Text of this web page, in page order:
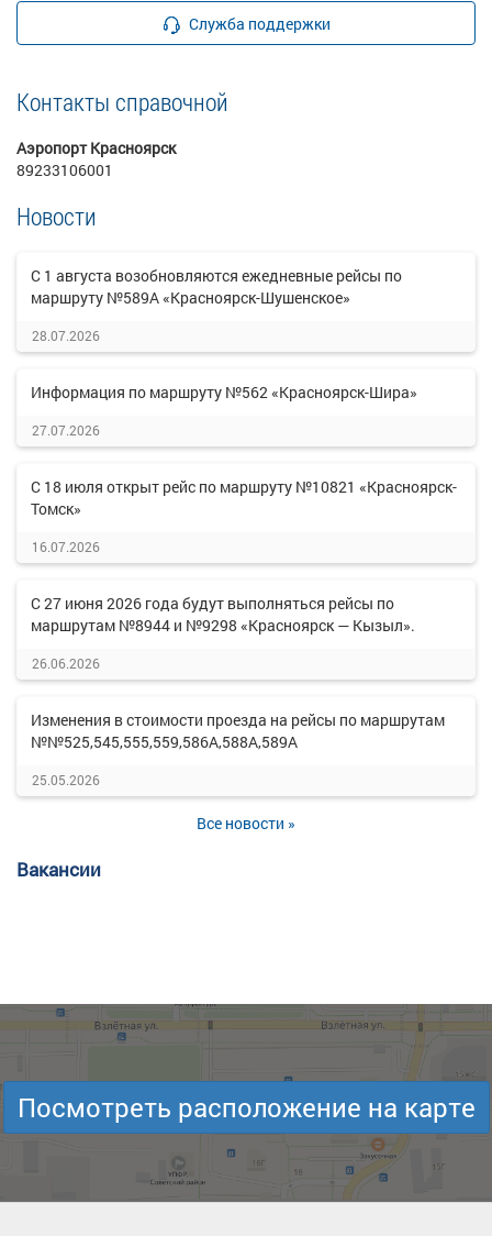
Служба поддержки
Контакты справочной
Аэропорт Красноярск
89233106001
Новости
С 1 августа возобновляются ежедневные рейсы по
маршруту №589А «Красноярск-Шушенское»
28.07.2026
Информация по маршруту №562 «Красноярск-Шира»
27.07.2026
С 18 июля открыт рейс по маршруту №10821 «Красноярск-
Томск»
16.07.2026
С 27 июня 2026 года будут выполняться рейсы по
маршрутам №8944 и №9298 «Красноярск — Кызыл».
26.06.2026
Изменения в стоимости проезда на рейсы по маршрутам
№№525,545,555,559,586А,588А,589А
25.05.2026
Все новости »
Вакансии
Посмотреть расположение на карте